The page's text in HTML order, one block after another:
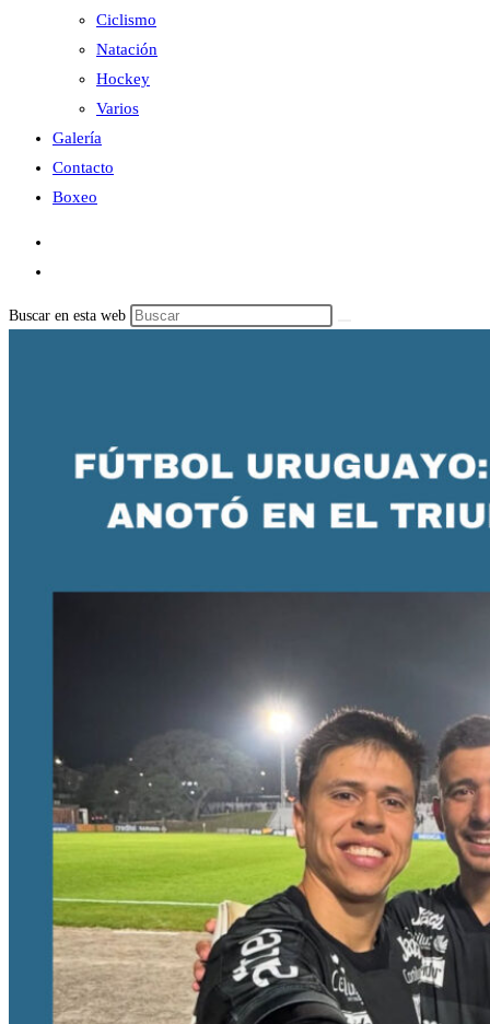
Ciclismo
Natación
Hockey
Varios
Galería
Contacto
Boxeo
Buscar en esta web